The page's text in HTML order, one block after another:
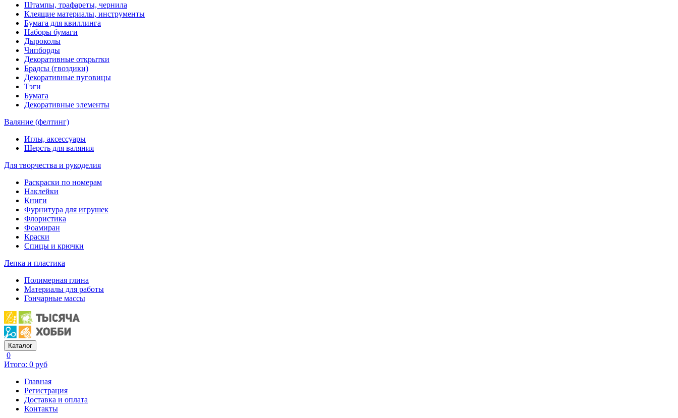
Штампы, трафареты, чернила
Клеящие материалы, инструменты
Бумага для квиллинга
Наборы бумаги
Дыроколы
Чипборды
Декоративные открытки
Брадсы (гвоздики)
Декоративные пуговицы
Тэги
Бумага
Декоративные элементы
Валяние (фелтинг)
Иглы, аксессуары
Шерсть для валяния
Для творчества и рукоделия
Раскраски по номерам
Наклейки
Книги
Фурнитура для игрушек
Флористика
Фоамиран
Краски
Спицы и крючки
Лепка и пластика
Полимерная глина
Материалы для работы
Гончарные массы
Каталог
0
Итого: 0 руб
Главная
Регистрация
Доставка и оплата
Контакты